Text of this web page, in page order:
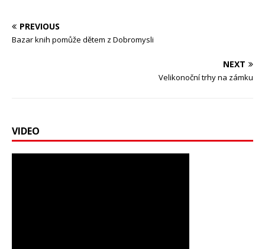
PREVIOUS
Bazar knih pomůže dětem z Dobromysli
NEXT
Velikonoční trhy na zámku
VIDEO